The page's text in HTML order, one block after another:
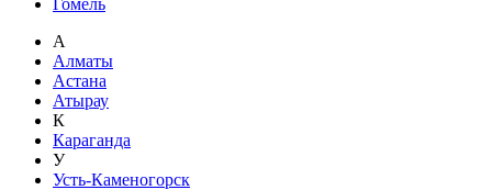
А
Алматы
Астана
Атырау
К
Караганда
У
Усть-Каменогорск